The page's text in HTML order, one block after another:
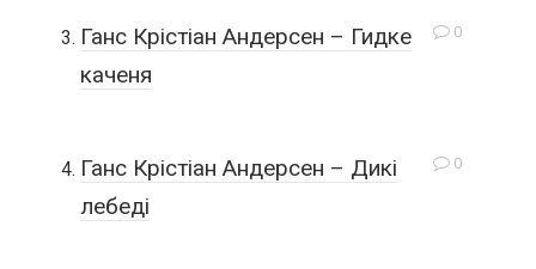
0
Ганс Крістіан Андерсен – Гидке
каченя
0
Ганс Крістіан Андерсен – Дикі
лебеді